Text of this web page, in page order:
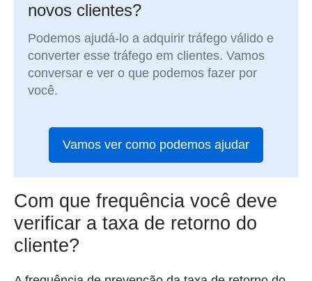
novos clientes?
Podemos ajudá-lo a adquirir tráfego válido e
converter esse tráfego em clientes. Vamos
conversar e ver o que podemos fazer por
você.
Vamos ver como podemos ajudar
Com que frequência você deve
verificar a taxa de retorno do
cliente?